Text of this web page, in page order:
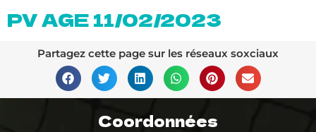
PV AGE 11/02/2023
Partagez cette page sur les réseaux soxciaux
Coordonnées